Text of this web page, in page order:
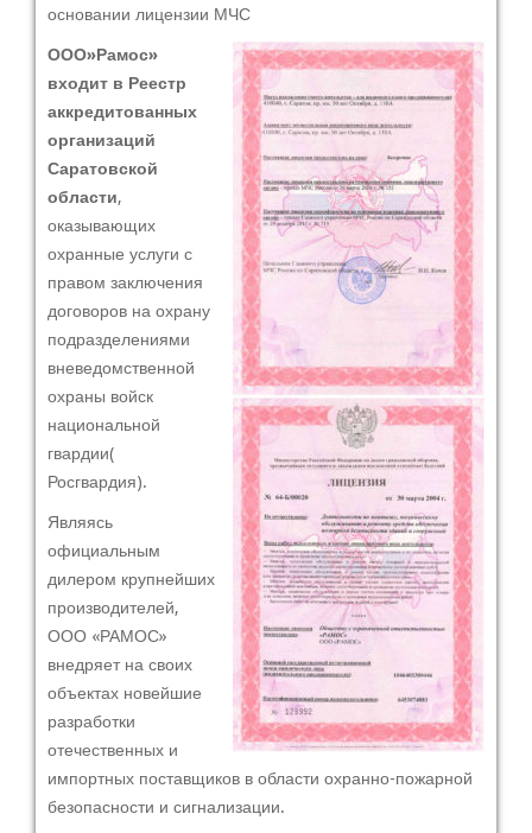
основании лицензии МЧС
ООО»Рамос»
входит в Реестр
аккредитованных
организаций
Саратовской
области,
оказывающих
охранные услуги с
правом заключения
договоров на охрану
подразделениями
вневедомственной
охраны войск
национальной
гвардии(
Росгвардия).
Являясь
официальным
дилером крупнейших
производителей,
ООО «РАМОС»
внедряет на своих
объектах новейшие
разработки
отечественных и
импортных поставщиков в области охранно-пожарной
безопасности и сигнализации.